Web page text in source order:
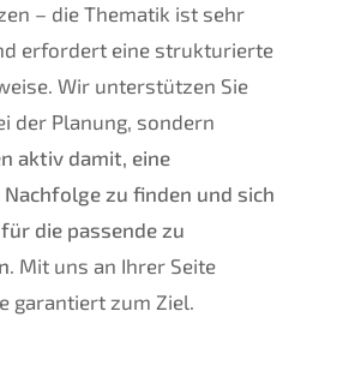
– die Thematik ist sehr
erfordert eine strukturierte
Wir unterstützen Sie
der Planung, sondern
aktiv damit, eine
zu finden und sich
die passende zu
. Mit uns an Ihrer Seite
garantiert zum Ziel.